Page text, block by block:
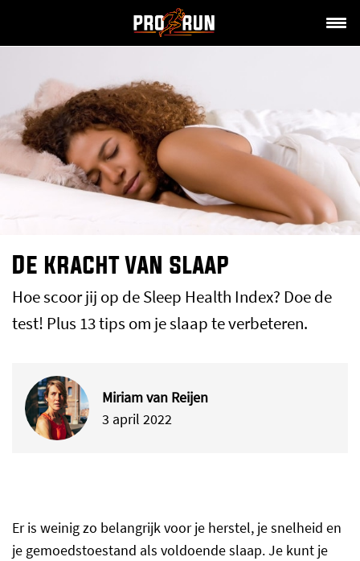
De kracht van slaap
Hoe scoor jij op de Sleep Health Index? Doe de
test! Plus 13 tips om je slaap te verbeteren.
Miriam van Reijen
3 april 2022
Er is weinig zo belangrijk voor je herstel, je snelheid en
je gemoedstoestand als voldoende slaap. Je kunt je